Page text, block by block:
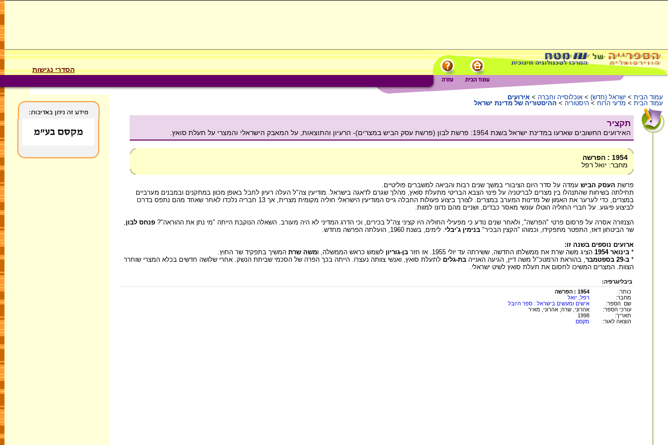
הסדרי נגישות
עמוד הבית > ישראל (חדש) > אוכלוסייה וחברה > אירועים
עמוד הבית > מדעי הרוח > היסטוריה > ההיסטוריה של מדינת ישראל
תקציר
האירועים החשובים שארעו במדינת ישראל בשנת 1954: פרשת לבון (פרשת עסק הביש במצרים)- הרעיון והתוצאות, על המאבק הישראלי והמצרי על תעלת סואץ.
1954 : הפרשה
מחבר: יואל רפל
פרשת העסק הביש עמדה על סדר היום הציבורי במשך שנים רבות והביאה למשברים פוליטיים.
תחילתה בשיחות שהתנהלו בין מצרים לבריטניה על פינוי הצבא הבריטי מתעלת סואץ, מהלך שגרם לדאגה בישראל. מודיעין צה"ל העלה רעיון לחבל באופן מכוון במתקנים ובמבנים מערביים
במצרים, כדי לערער את האמון של מדינות המערב במצרים. לצורך ביצוע פעולות החבלה גייס המודיעין הישראלי חוליה מקומית מצרית, אך 13 חבריה נלכדו לאחר שאחד מהם נתפס בדרכו
לביצוע פיגוע. על חברי החוליה הוטלו עונשי מאסר כבדים, ושניים מהם נדונו למוות.
הצנזורה אסרה על פרסום פרטי "הפרשה", ולאחר שנים נודע כי מפעילי החוליה היו קציני צה"ל בכירים, וכי הדרג המדיני לא היה מעורב. השאלה הנוקבת הייתה "מי נתן את ההוראה"? פנחס לבון
שר הביטחון דאז, התפטר מתפקידו, וכמוהו "הקצין הבכיר" בנימין ג'יבלי . לימים, בשנת 1960, הועלתה הפרשה מחדש.
ארועים נוספים בשנה זו:
* בינואר 1954 הציג משה שרת את ממשלתו החדשה, ששירתה עד יולי 1955. אז חזר בן-גוריון לשמש כראש הממשלה, ומשה שרת המשיך בתפקיד שר החוץ.
* ב-29 בספטמבר , בהוראת הרמטכ"ל משה דיין, הגיעה האנייה בת-גלים לתעלת סואץ, ואנשי צוותה נעצרו. הייתה בכך הפרה של הסכמי שביתת הנשק. אחרי שלושה חדשים בכלא המצרי שוחרר
הצוות. המצרים המשיכו לחסום את תעלת סואץ לשיט ישראלי.
ביבליוגרפיה:
כותר:
1954 : הפרשה
מחבר:
רפל, יואל
שם הספר:
אישים ומעשים בישראל : ספר היובל
עורכי הספר:
אהרוני, שרה; אהרוני, מאיר
תאריך:
1998
הוצאה לאור:
מקסם